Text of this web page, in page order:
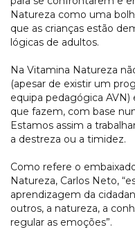
Natureza como uma
que as crianças estão
lógicas de adultos.
Na Vitamina Natureza
(apesar de existir um
equipa pedagógica AVN)
que fazem, com base
Estamos assim a
a destreza ou a timidez.
Como refere o
Natureza, Carlos Neto,
aprendizagem da
outros, a natureza, a
regular as emoções”.